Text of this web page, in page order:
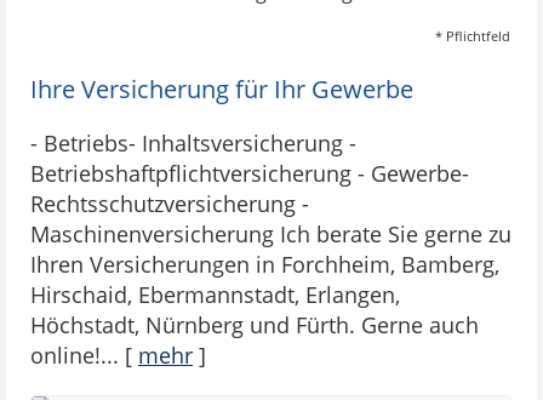
* Pflichtfeld
Ihre Versicherung für Ihr Gewerbe
- Betriebs- Inhaltsversicherung -
Betriebshaftpflichtversicherung - Gewerbe-
Rechtsschutzversicherung -
Maschinenversicherung Ich berate Sie gerne zu
Ihren Versicherungen in Forchheim, Bamberg,
Hirschaid, Ebermannstadt, Erlangen,
Höchstadt, Nürnberg und Fürth. Gerne auch
online!... [ mehr ]